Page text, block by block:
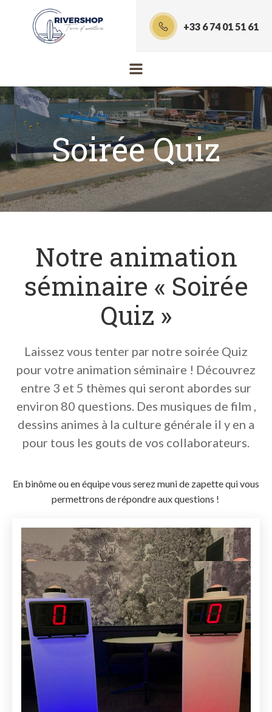
contenu
+33 6 74 01 51 61
Soirée Quiz
Notre animation
séminaire « Soirée
Quiz »
Laissez vous tenter par notre soirée Quiz
pour votre animation séminaire ! Découvrez
entre 3 et 5 thèmes qui seront abordes sur
environ 80 questions. Des musiques de film ,
dessins animes à la culture générale il y en a
pour tous les gouts de vos collaborateurs.
En binôme ou en équipe vous serez muni de zapette qui vous
permettrons de répondre aux questions !